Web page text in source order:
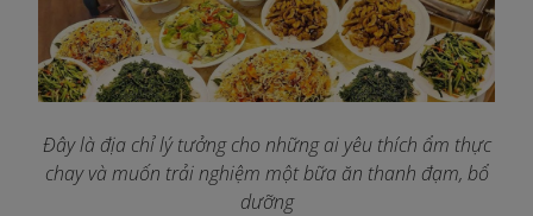
Đây là địa chỉ lý tưởng cho những ai yêu thích ẩm thực
chay và muốn trải nghiệm một bữa ăn thanh đạm, bổ
dưỡng